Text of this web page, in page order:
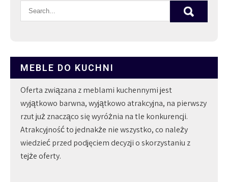
MEBLE DO KUCHNI
Oferta związana z meblami kuchennymi jest
wyjątkowo barwna, wyjątkowo atrakcyjna, na pierwszy
rzut już znacząco się wyróżnia na tle konkurencji.
Atrakcyjność to jednakże nie wszystko, co należy
wiedzieć przed podjęciem decyzji o skorzystaniu z
tejże oferty.